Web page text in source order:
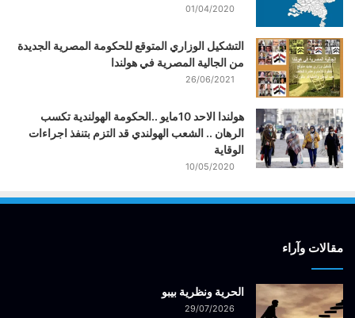
01/04/2020
التشكيل الوزاري المتوقع للحكومة المصرية الجديدة
من الجالية المصرية في هولندا
26/06/2021
هولندا الاحد 10مايو ..الحكومة الهولندية تكسب
الرهان .. الشعب الهولندي قد التزم بتنفذ اجراءات
الوقاية
10/05/2020
مقالات وآراء
الحرية ونظرية بيبو
29/07/2026